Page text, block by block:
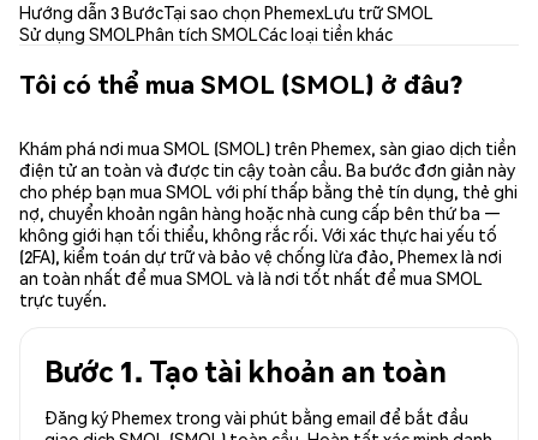
Hướng dẫn 3 BướcTại sao chọn PhemexLưu trữ SMOL
Sử dụng SMOLPhân tích SMOLCác loại tiền khác
Tôi có thể mua SMOL (SMOL) ở đâu?
Khám phá nơi mua SMOL (SMOL) trên Phemex, sàn giao dịch tiền
điện tử an toàn và được tin cậy toàn cầu. Ba bước đơn giản này
cho phép bạn mua SMOL với phí thấp bằng thẻ tín dụng, thẻ ghi
nợ, chuyển khoản ngân hàng hoặc nhà cung cấp bên thứ ba —
không giới hạn tối thiểu, không rắc rối. Với xác thực hai yếu tố
(2FA), kiểm toán dự trữ và bảo vệ chống lừa đảo, Phemex là nơi
an toàn nhất để mua SMOL và là nơi tốt nhất để mua SMOL
trực tuyến.
Bước 1. Tạo tài khoản an toàn
Đăng ký Phemex trong vài phút bằng email để bắt đầu